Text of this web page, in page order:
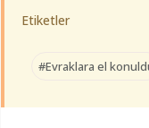
Etiketler
#Evraklara el